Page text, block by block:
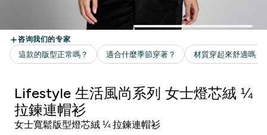
Lifestyle 生活風尚系列 女士燈芯絨 ¼
拉鍊連帽衫
女士寬鬆版型燈芯絨 ¼ 拉鍊連帽衫